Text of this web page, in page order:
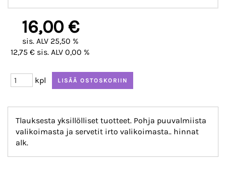
16,00 €
sis. ALV 25,50 %
12,75 € sis. ALV 0,00 %
kpl
Tlauksesta yksillölliset tuotteet. Pohja puuvalmiista
valikoimasta ja servetit irto valikoimasta.. hinnat
alk.